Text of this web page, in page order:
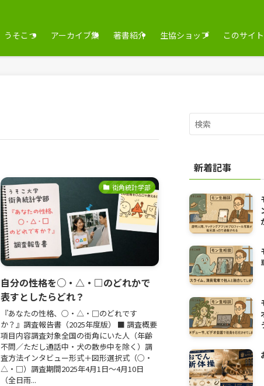
うそこつ アーカイブ集 著書紹介 生協ショップ このサイ
街角統計学部
自分の性格を○・△・□のどれかで
表すとしたらどれ？
『あなたの性格、○・△・□のどれです
か？』調査報告書（2025年度版） ■ 調査概要
項目内容調査対象全国の街角にいた人（年齢
不問／ただし通話中・犬の散歩中を除く）調
査方法インタビュー形式＋図形選択式（○・
△・□）調査期間2025年4月1日〜4月10日
（全日雨...
新着記事